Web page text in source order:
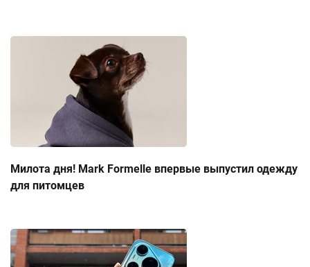
Милота дня! Mark Formelle впервые выпустил одежду
для питомцев